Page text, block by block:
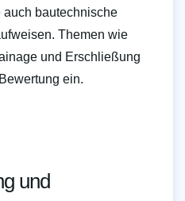
auch bautechnische
Themen wie
und Erschließung
ein.
und